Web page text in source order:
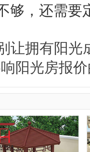
够，还需要
让拥有阳光
阳光房报